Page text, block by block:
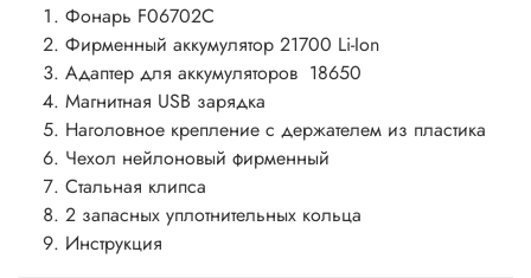
Фонарь F06702C
Фирменный аккумулятор 21700 Li-Ion
Адаптер для аккумуляторов 18650
Магнитная USB зарядка
Наголовное крепление с держателем из пластика
Чехол нейлоновый фирменный
Стальная клипса
2 запасных уплотнительных кольца
Инструкция